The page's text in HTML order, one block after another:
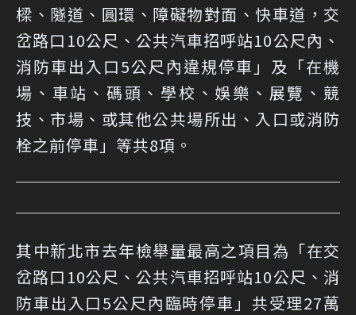
樑、隧道、圓環、障礙物對面、快車道，交
岔路口10公尺、公共汽車招呼站10公尺內、
消防車出入口5公尺內違規停車」及「在機
場、車站、碼頭、學校、娛樂、展覽、競
技、市場、或其他公共場所出、入口或消防
栓之前停車」等共8項。
其中新北市去年檢舉量最高之項目為「在交
岔路口10公尺、公共汽車招呼站10公尺、消
防車出入口5公尺內臨時停車」共受理27萬